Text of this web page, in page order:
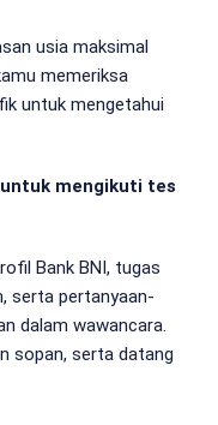
usia maksimal
memeriksa
untuk mengetahui
mengikuti tes
Bank BNI, tugas
serta pertanyaan-
dalam wawancara.
sopan, serta datang